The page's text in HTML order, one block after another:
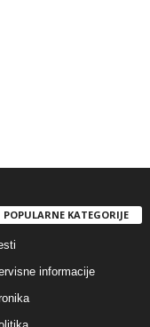
POPULARNE KATEGORIJE
informacije